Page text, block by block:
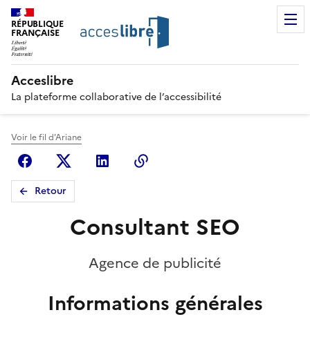
RÉPUBLIQUE
FRANÇAISE
Acceslibre
La plateforme collaborative de l’accessibilité
Voir le fil d'Ariane
FacebookX (anciennement Twitter)
Linkedin
Retour
Consultant SEO
Agence de publicité
Informations générales